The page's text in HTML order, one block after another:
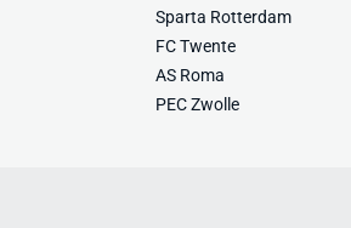
Sparta Rotterdam
FC Twente
AS Roma
PEC Zwolle